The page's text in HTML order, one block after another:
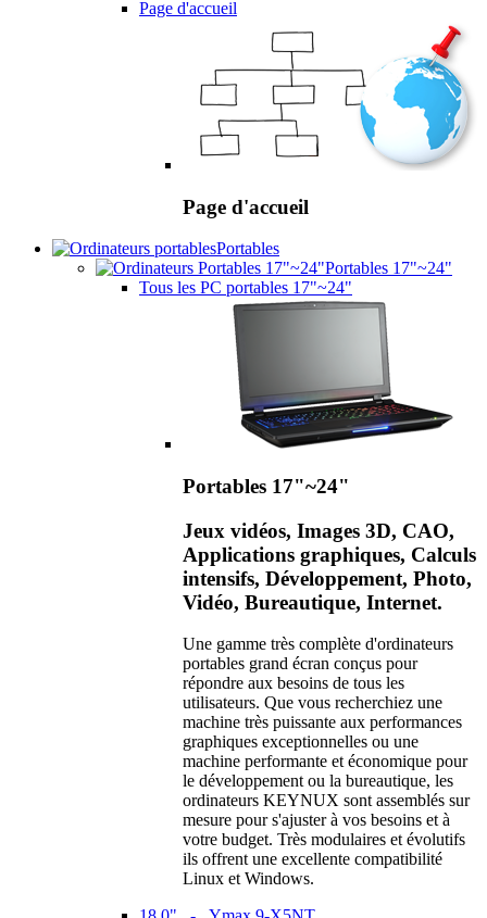
Page d'accueil
Page d'accueil
Portables
Portables 17"~24"
Tous les PC portables 17"~24"
Portables 17"~24"
Jeux vidéos, Images 3D, CAO,
Applications graphiques, Calculs
intensifs, Développement, Photo,
Vidéo, Bureautique, Internet.
Une gamme très complète d'ordinateurs
portables grand écran conçus pour
répondre aux besoins de tous les
utilisateurs. Que vous recherchiez une
machine très puissante aux performances
graphiques exceptionnelles ou une
machine performante et économique pour
le développement ou la bureautique, les
ordinateurs KEYNUX sont assemblés sur
mesure pour s'ajuster à vos besoins et à
votre budget. Très modulaires et évolutifs
ils offrent une excellente compatibilité
Linux et Windows.